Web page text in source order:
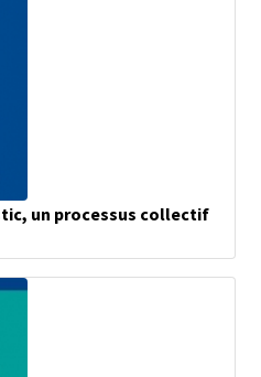
un processus collectif